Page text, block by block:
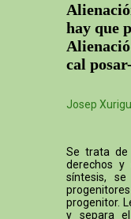
hay que
cal
Josep
Se trata de
derechos y
síntesis,
progenitor.
y separa